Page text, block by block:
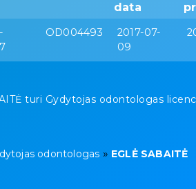
data
OD004493
2017-07-
09
turi Gydytojas odontologas
odontologas » EGLĖ SABAITĖ